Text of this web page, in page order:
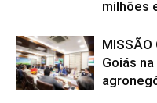
milhões
MISSÃO
Goiás